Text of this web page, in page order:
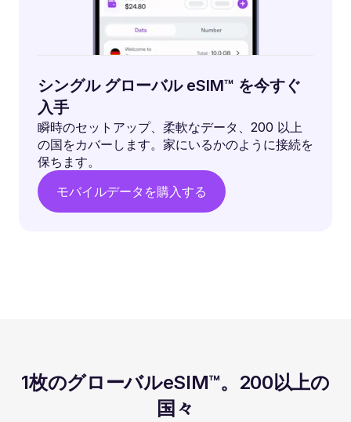
シングル グローバル eSIM™ を今すぐ
入手
瞬時のセットアップ、柔軟なデータ、200 以上
の国をカバーします。家にいるかのように接続を
保ちます。
モバイルデータを購入する
1枚のグローバルeSIM™。200以上の
国々